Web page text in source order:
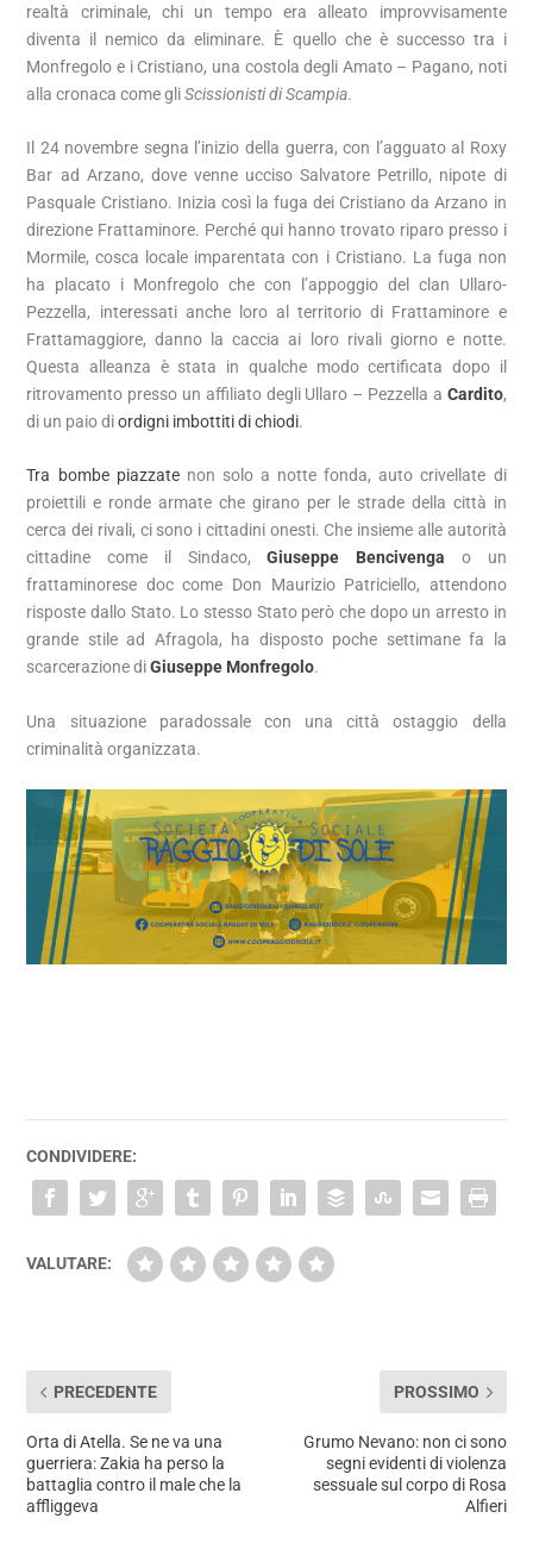
realtà criminale, chi un tempo era alleato improvvisamente
diventa il nemico da eliminare. È quello che è successo tra i
Monfregolo e i Cristiano, una costola degli Amato – Pagano, noti
alla cronaca come gliScissionisti di Scampia.
Il 24 novembre segna l’inizio della guerra, con l’agguato al Roxy
Bar ad Arzano, dove venne ucciso Salvatore Petrillo, nipote di
Pasquale Cristiano. Inizia così la fuga dei Cristiano da Arzano in
direzione Frattaminore. Perché qui hanno trovato riparo presso i
Mormile, cosca locale imparentata con i Cristiano. La fuga non
ha placato i Monfregolo che con l’appoggio del clan Ullaro-
Pezzella, interessati anche loro al territorio di Frattaminore e
Frattamaggiore, danno la caccia ai loro rivali giorno e notte.
Questa alleanza è stata in qualche modo certificata dopo il
ritrovamento presso un affiliato degli Ullaro – Pezzella a Cardito,
di un paio diordigni imbottiti di chiodi.
Tra bombe piazzatenon solo a notte fonda, auto crivellate di
proiettili e ronde armate che girano per le strade della città in
cerca dei rivali, ci sono i cittadini onesti. Che insieme alle autorità
cittadine come il Sindaco,Giuseppe Bencivenga o un
frattaminorese doc come Don Maurizio Patriciello, attendono
risposte dallo Stato. Lo stesso Stato però che dopo un arresto in
grande stile ad Afragola, ha disposto poche settimane fa la
scarcerazione diGiuseppe Monfregolo.
Una situazione paradossale con una città ostaggio della
criminalità organizzata.
CONDIVIDERE:
VALUTARE:
PRECEDENTE
Orta di Atella. Se ne va una
guerriera: Zakia ha perso la
battaglia contro il male che la
affliggeva
PROSSIMO
Grumo Nevano: non ci sono
segni evidenti di violenza
sessuale sul corpo di Rosa
Alfieri